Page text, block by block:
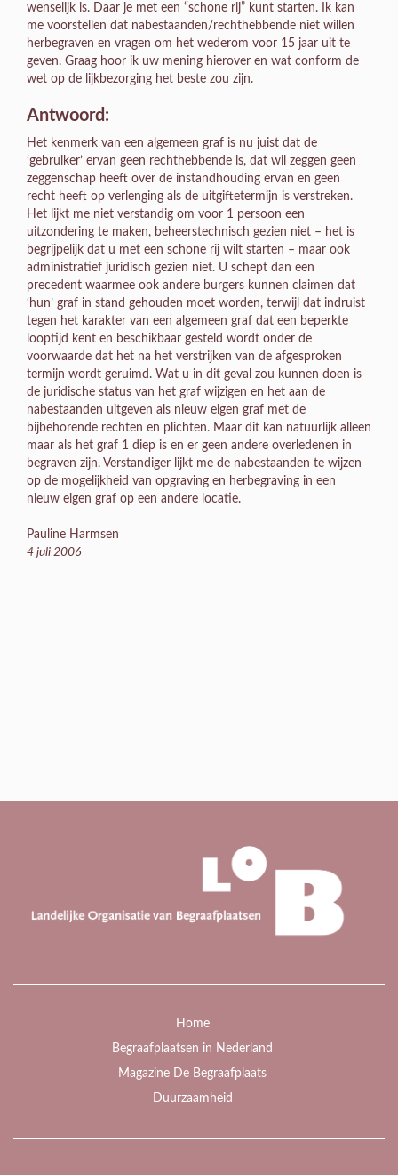
wenselijk is. Daar je met een “schone rij” kunt starten. Ik kan
me voorstellen dat nabestaanden/rechthebbende niet willen
herbegraven en vragen om het wederom voor 15 jaar uit te
geven. Graag hoor ik uw mening hierover en wat conform de
wet op de lijkbezorging het beste zou zijn.
Antwoord:
Het kenmerk van een algemeen graf is nu juist dat de
‘gebruiker’ ervan geen rechthebbende is, dat wil zeggen geen
zeggenschap heeft over de instandhouding ervan en geen
recht heeft op verlenging als de uitgiftetermijn is verstreken.
Het lijkt me niet verstandig om voor 1 persoon een
uitzondering te maken, beheerstechnisch gezien niet – het is
begrijpelijk dat u met een schone rij wilt starten – maar ook
administratief juridisch gezien niet. U schept dan een
precedent waarmee ook andere burgers kunnen claimen dat
‘hun’ graf in stand gehouden moet worden, terwijl dat indruist
tegen het karakter van een algemeen graf dat een beperkte
looptijd kent en beschikbaar gesteld wordt onder de
voorwaarde dat het na het verstrijken van de afgesproken
termijn wordt geruimd. Wat u in dit geval zou kunnen doen is
de juridische status van het graf wijzigen en het aan de
nabestaanden uitgeven als nieuw eigen graf met de
bijbehorende rechten en plichten. Maar dit kan natuurlijk alleen
maar als het graf 1 diep is en er geen andere overledenen in
begraven zijn. Verstandiger lijkt me de nabestaanden te wijzen
op de mogelijkheid van opgraving en herbegraving in een
nieuw eigen graf op een andere locatie.
Pauline Harmsen
4 juli 2006
Home
Begraafplaatsen in Nederland
Magazine De Begraafplaats
Duurzaamheid